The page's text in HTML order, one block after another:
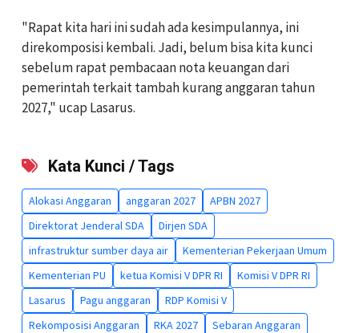
"Rapat kita hari ini sudah ada kesimpulannya, ini
direkomposisi kembali. Jadi, belum bisa kita kunci
sebelum rapat pembacaan nota keuangan dari
pemerintah terkait tambah kurang anggaran tahun
2027," ucap Lasarus.
Kata Kunci / Tags
Alokasi Anggaran anggaran 2027
APBN 2027
Direktorat Jenderal SDA
Dirjen SDA
infrastruktur sumber daya air
Kementerian Pekerjaan Umum
Kementerian PU
ketua Komisi V DPR RI
Komisi V DPR RI
Lasarus
Pagu anggaran
RDP Komisi V
Rekomposisi Anggaran
RKA 2027 Sebaran Anggaran